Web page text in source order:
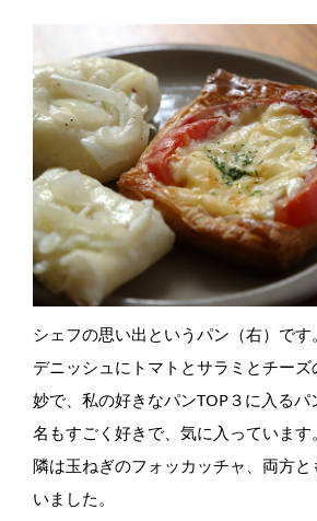
シェフの思い出というパン（右）です。
デニッシュにトマトとサラミとチー
妙で、私の好きなパンTOP３に入るパ
名もすごく好きで、気に入っています。
隣は玉ねぎのフォッカッチャ、両方
いました。